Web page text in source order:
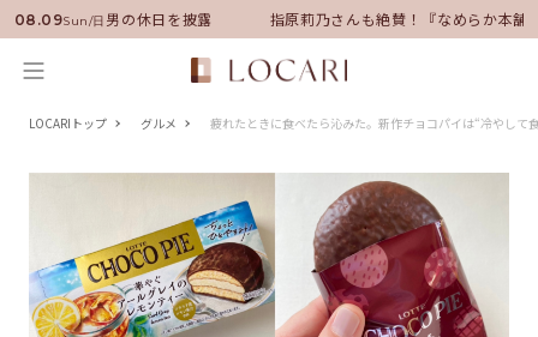
08.09Sun/日
就任！いい男の休日を披露 指原莉乃さんも絶賛！『なめらか本舗』
LOCARIトップ グルメ 疲れたときに食べたら沁みた。新作チョコパイは“冷やして